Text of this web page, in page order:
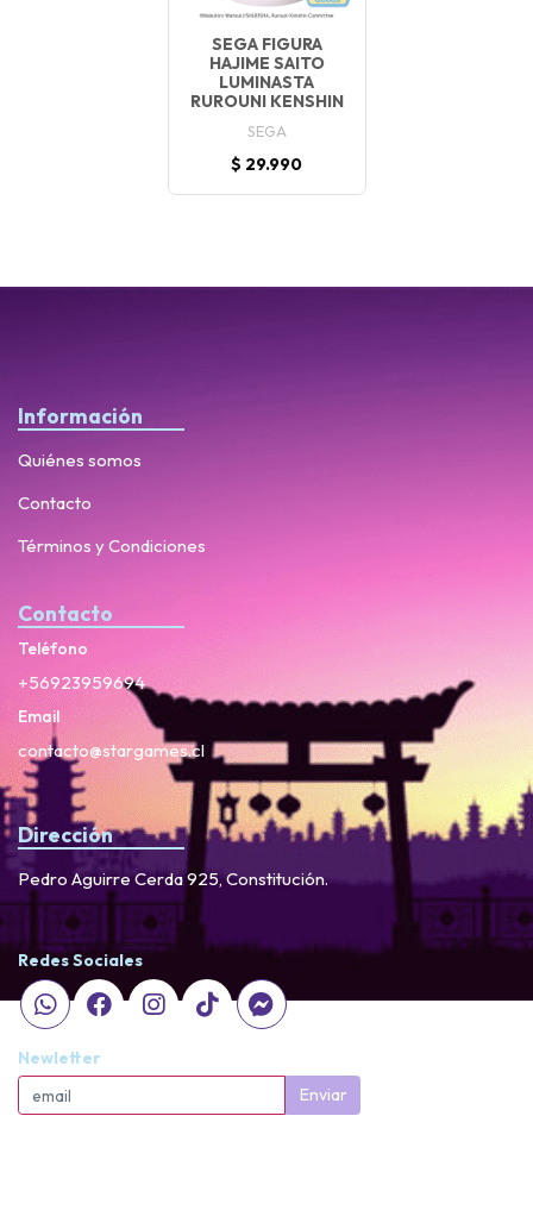
SEGA FIGURA
HAJIME SAITO
LUMINASTA
RUROUNI KENSHIN
SEGA
$ 29.990
Información
Quiénes somos
Contacto
Términos y Condiciones
Contacto
Teléfono
+56923959694
Email
contacto@stargames.cl
Dirección
Pedro Aguirre Cerda 925, Constitución.
Redes Sociales
Newletter
Enviar